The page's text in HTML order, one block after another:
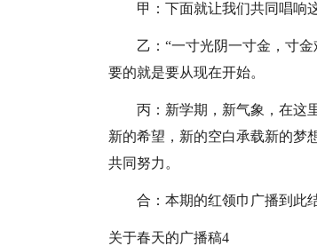
甲：下面就让我们共同唱响
乙：“一寸光阴一寸金，寸
要的就是要从现在开始。
丙：新学期，新气象，在这
新的希望，新的空白承载新的梦
共同努力。
合：本期的红领巾广播到此
关于春天的广播稿4